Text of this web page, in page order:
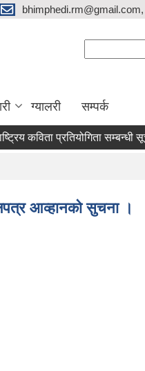
ग्यालरी सम्पर्क
कविता प्रतियोगिता सम्बन्धी
आव्हानकाे सुचना ।